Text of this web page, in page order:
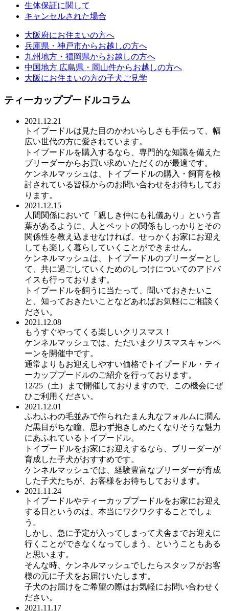
生体保証に関して
キャンセルされた場合
大阪府にお住まいの方へ
兵庫県・神戸市からお越しの方へ
九州地方・福岡県からお越しの方へ
中国地方 広島県・岡山件からお越しの方へ
大阪にお住まいの方の子犬ご見学
ティーカッププードルコラム
2021.12.21
トイプードルは見た目のかわいらしさも手伝って、幅
広い世代の方に愛されています。
トイプードルを購入するなら、専門的な知識を備えた
ブリーダーからお買い求めいただくのが最適です。
ケンネルマッシュは、トイプードルの購入・飼育を検
討されている皆様からのお問い合わせをお待ちしてお
ります。
2021.12.15
人間関係において「親しき仲にも礼儀あり」という言
葉があるように、人とペットの関係もしっかりとその
関係性を教え込ませなければ、せっかくお家にお迎え
しても楽しく暮らしていくことができません。
ケンネルマッシュは、トイプードルのブリーダーとし
て、共に過ごしていくためのしつけについてのアドバ
イスも行っております。
トイプードルを飼うに当たって、聞いておきたいこ
と、知っておきたいことなどあればお気軽にご相談く
ださい。
2021.12.08
もうすぐやってくる楽しいクリスマス！
ケンネルマッシュでは、ただいまクリスマスキャンペ
ーンを開催中です。
通常よりもお迎えしやすい価格でトイプードル・ティ
ーカッププードルのご紹介を行っております。
12/25（土）まで開催しておりますので、この機会にぜ
ひご利用ください。
2021.12.01
ふわふわの毛並みで作られたまん丸なフォルムに潤ん
だ黒目がちな瞳、思わず抱きしめたくなりそうな魅力
にあふれているトイプードル。
トイプードルをお家にお迎えするなら、ブリーダーが
育成した子犬がおすすめです。
ケンネルマッシュでは、経験豊富なブリーダーが育成
した子犬たちが、お客様をお待ちしております。
2021.11.24
トイプードルやティーカッププードルをお家にお迎え
する日というのは、本当にワクワクすることでしょ
う。
しかし、急に予定が入ってしまって犬舎までお迎えに
行くことができなくなってしまう、ということもある
と思います。
そんな時、ケンネルマッシュでしたらスタッフがお客
様の元に子犬をお届けいたします。
子犬のお届けをご希望の際はお気軽にお問い合わせく
ださい。
2021.11.17